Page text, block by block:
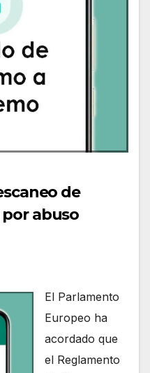
de
abuso
El Parlamento
Europeo ha
acordado que
el Reglamento